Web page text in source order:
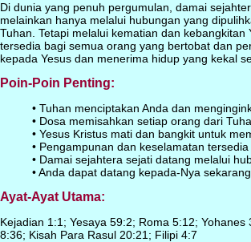
Di dunia yang penuh pergumulan, damai
melainkan hanya melalui hubungan yang
Tuhan. Tetapi melalui kematian dan
tersedia bagi semua orang yang bertobat dan
kepada Yesus dan menerima hidup yang kekal
Poin-Poin Penting:
• Tuhan menciptakan Anda dan
• Dosa memisahkan setiap orang dari
• Yesus Kristus mati dan bangkit untuk
• Pengampunan dan keselamatan
• Damai sejahtera sejati datang melalui
• Anda dapat datang kepada-Nya
Ayat-Ayat Utama:
Kejadian 1:1; Yesaya 59:2; Roma 5:12;
8:36; Kisah Para Rasul 20:21; Filipi 4:7